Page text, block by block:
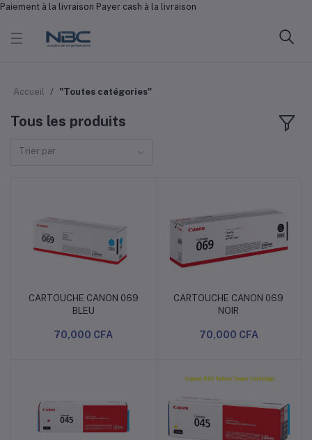
Paiement à la livraison Payer cash à la livraison
Accueil "Toutes catégories"
Tous les produits
Trier par
Ajouter au panier
CARTOUCHE CANON 069
BLEU
70,000 CFA
Ajouter au panier
CARTOUCHE CANON 069
NOIR
70,000 CFA